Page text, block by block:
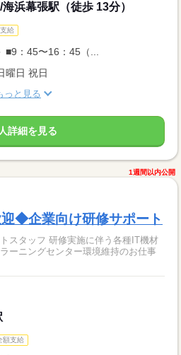
浜幕張駅（徒歩 13分）
給
■9：45〜16：45（...
曜日 祝日
っと見る
詳細を見る
1週間以内公開
◆企業向け研修サポート
スタッフ 研修実施に伴う各種IT機材
ーニングセンター環境維持のお仕事
額支給